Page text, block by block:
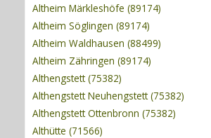
Altheim Märkleshöfe (89174)
Altheim Söglingen (89174)
Altheim Waldhausen (88499)
Altheim Zähringen (89174)
Althengstett (75382)
Althengstett Neuhengstett (75382)
Althengstett Ottenbronn (75382)
Althütte (71566)